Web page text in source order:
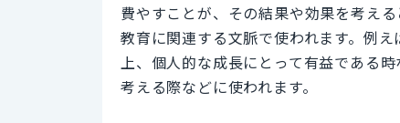
費やすことが、その結果や効果を考え
教育に関連する文脈で使われます。例
上、個人的な成長にとって有益である
考える際などに使われます。